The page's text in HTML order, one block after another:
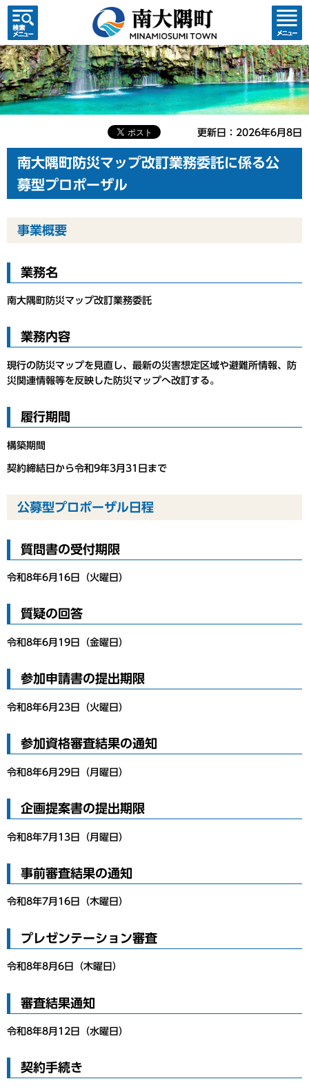
検索・
共通メ
ニュー
コンテ
ンツメ
ニュー
更新日：2026年6月8日
南大隅町防災マップ改訂業務委託に係る公
募型プロポーザル
事業概要
業務名
南大隅町防災マップ改訂業務委託
業務内容
現行の防災マップを見直し、最新の災害想定区域や避難所情報、防
災関連情報等を反映した防災マップへ改訂する。
履行期間
構築期間
契約締結日から令和9年3月31日まで
公募型プロポーザル日程
質問書の受付期限
令和8年6月16日（火曜日）
質疑の回答
令和8年6月19日（金曜日）
参加申請書の提出期限
令和8年6月23日（火曜日）
参加資格審査結果の通知
令和8年6月29日（月曜日）
企画提案書の提出期限
令和8年7月13日（月曜日）
事前審査結果の通知
令和8年7月16日（木曜日）
プレゼンテーション審査
令和8年8月6日（木曜日）
審査結果通知
令和8年8月12日（水曜日）
契約手続き